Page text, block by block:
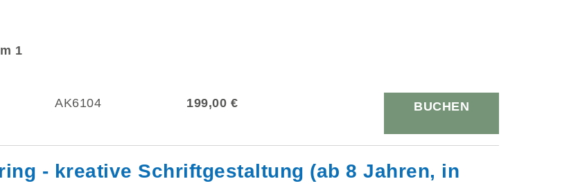
1
AK6104 199,00 € BUCHEN
- kreative Schriftgestaltung (ab 8 Jahren, in